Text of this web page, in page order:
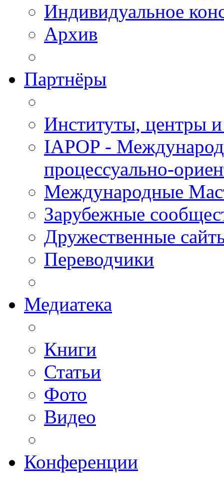
Индивидуальное
Архив
Партнёры
Институты, центры
IAPOP -
процессуально-
Международные
Зарубежные
Дружественные
Переводчики
Медиатека
Книги
Статьи
Фото
Видео
Конференции